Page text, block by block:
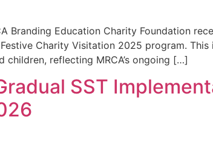
Branding Education Charity Foundation
Charity Visitation 2025 program.
reflecting MRCA’s ongoing […]
SST